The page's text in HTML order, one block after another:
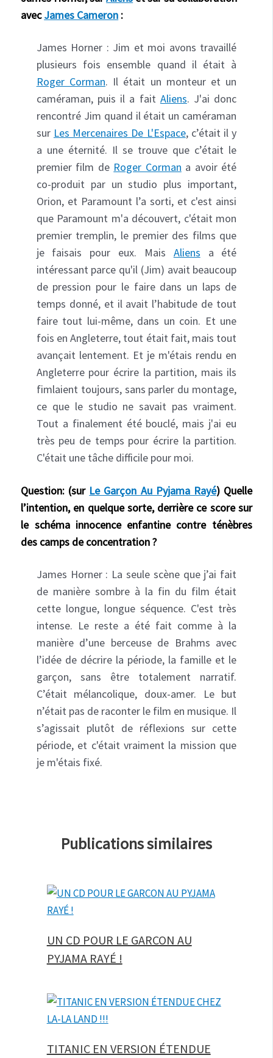
avecJames Cameron :
James Horner : Jim et moi avons travaillé
plusieurs fois ensemble quand il était à
Roger Corman. Il était un monteur et un
caméraman, puis il a fait Aliens. J'ai donc
rencontré Jim quand il était un caméraman
sur Les Mercenaires De L'Espace, c’était il y
a une éternité. Il se trouve que c’était le
premier film de Roger Corman a avoir été
co-produit par un studio plus important,
Orion, et Paramount l’a sorti, et c'est ainsi
que Paramount m'a découvert, c'était mon
premier tremplin, le premier des films que
je faisais pour eux. Mais Aliens a été
intéressant parce qu'il (Jim) avait beaucoup
de pression pour le faire dans un laps de
temps donné, et il avait l’habitude de tout
faire tout lui-même, dans un coin. Et une
fois en Angleterre, tout était fait, mais tout
avançait lentement. Et je m'étais rendu en
Angleterre pour écrire la partition, mais ils
fimlaient toujours, sans parler du montage,
ce que le studio ne savait pas vraiment.
Tout a finalement été bouclé, mais j'ai eu
très peu de temps pour écrire la partition.
C'était une tâche difficile pour moi.
Question: (sur Le Garçon Au Pyjama Rayé) Quelle
l’intention, en quelque sorte, derrière ce score sur
le schéma innocence enfantine contre ténèbres
des camps de concentration ?
James Horner : La seule scène que j’ai fait
de manière sombre à la fin du film était
cette longue, longue séquence. C'est très
intense. Le reste a été fait comme à la
manière d’une berceuse de Brahms avec
l’idée de décrire la période, la famille et le
garçon, sans être totalement narratif.
C’était mélancolique, doux-amer. Le but
n’était pas de raconter le film en musique. Il
s’agissait plutôt de réflexions sur cette
période, et c'était vraiment la mission que
je m'étais fixé.
Publications similaires
UN CD POUR LE GARCON AU
PYJAMA RAYÉ !
TITANIC EN VERSION ÉTENDUE